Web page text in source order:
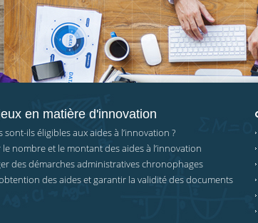
en matière d'innovation
sont-ils éligibles aux aides à l’innovation ?
nombre et le montant des aides à l’innovation
des démarches administratives chronophages
des aides et garantir la validité des documents